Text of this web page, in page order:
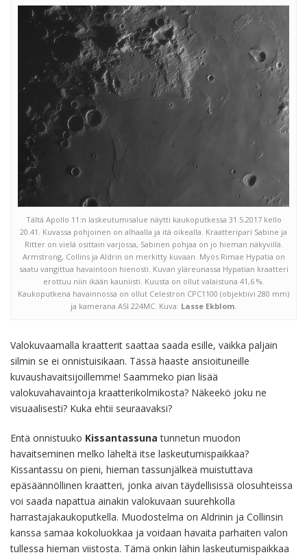
Tältä Apollo 11:n laskeutumisalue näytti kaukoputkessa 31.5.2017 kello
20.41. Kuvassa pohjoinen on alhaalla ja itä oikealla. Kraatteripari Sabine ja
Ritter on vielä osittain varjossa, Sabinen pohjaa on jo hieman näkyvillä.
Armstrong, Collins ja Aldrin on merkitty kuvaan. Myös Rimae Hypatia on
saatu vangittua havaintoon hienosti. Kuvan yläreunassa Hypatian kraatteri
erottuu niin ikään kauniisti. Kuusta on ollut valaistuna 41,6 %.
Kaukoputkena havainnossa on ollut Celestron CPC1100 (objektiivi 280 mm)
ja kamerana ASI 224MC. Kuva: Lasse Ekblom.
Valokuvaamalla kraatterit saattaa saada esille, vaikka paljain
silmin se ei onnistuisikaan. Tässä haaste ansioituneille
kuvaushavaitsijoillemme! Saammeko pian lisää
valokuvahavaintoja kraatterikolmikosta? Näkeekö joku ne
visuaalisesti? Kuka ehtii seuraavaksi?
Entä onnistuuko Kissantassuna tunnetun muodon
havaitseminen melko läheltä itse laskeutumispaikkaa?
Kissantassu on pieni, hieman tassunjälkeä muistuttava
epäsäännöllinen kraatteri, jonka aivan täydellisissä olosuhteissa
voi saada napattua ainakin valokuvaan suurehkolla
harrastajakaukoputkella. Muodostelma on Aldrinin ja Collinsin
kanssa samaa kokoluokkaa ja voidaan havaita parhaiten valon
tullessa hieman viistosta. Tämä onkin lähin laskeutumispaikkaa